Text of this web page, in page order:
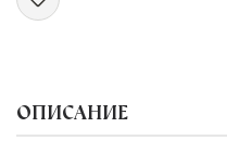
ОПИСАНИЕ